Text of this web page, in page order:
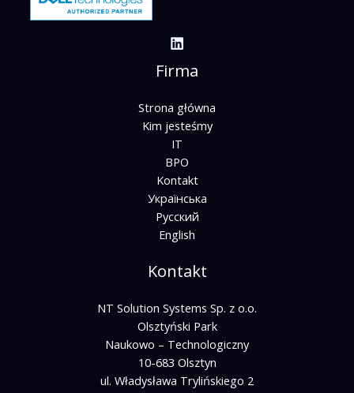
Firma
Strona główna
Kim jesteśmy
IT
BPO
Kontakt
Українська
Русский
English
Kontakt
NT Solution Systems Sp. z o.o.
Olsztyński Park
Naukowo – Technologiczny
10-683 Olsztyn
ul. Władysława Trylińskiego 2